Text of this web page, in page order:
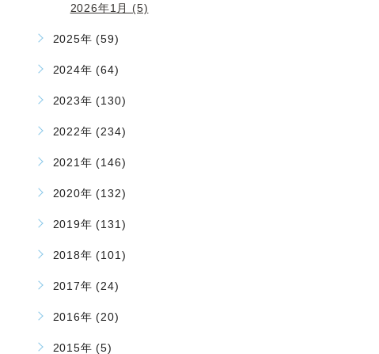
2026年1月 (5)
2025年 (59)
2024年 (64)
2023年 (130)
2022年 (234)
2021年 (146)
2020年 (132)
2019年 (131)
2018年 (101)
2017年 (24)
2016年 (20)
2015年 (5)